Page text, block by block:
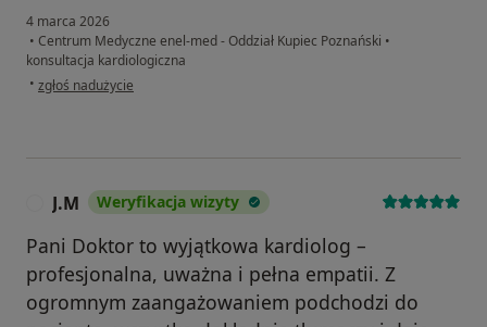
4 marca 2026
• Centrum Medyczne enel-med - Oddział Kupiec Poznański •
konsultacja kardiologiczna
• w opinii użytkownika Janina
zgłoś nadużycie
J.M Weryfikacja wizyty
Pani Doktor to wyjątkowa kardiolog –
profesjonalna, uważna i pełna empatii. Z
ogromnym zaangażowaniem podchodzi do